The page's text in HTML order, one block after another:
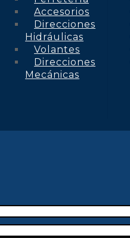
Accesorios
Direcciones
Hidráulicas
Volantes
Direcciones
Mecánicas